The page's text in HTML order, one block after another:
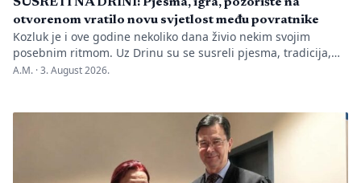
otvorenom vratilo novu svjetlost među povratnike
Kozluk je i ove godine nekoliko dana živio nekim svojim
posebnim ritmom. Uz Drinu su se susreli pjesma, tradicija,
gluma i ljudi, a „Susreti na Drini ’26“ još jednom su pokazali
se tih dana nije samo […]
A.M. ·3. August 2026.